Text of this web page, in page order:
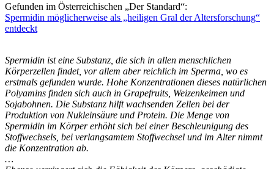
Gefunden im Österreichischen „Der Standard“:
Spermidin möglicherweise als „heiligen Gral der Altersforschung“
entdeckt
Spermidin ist eine Substanz, die sich in allen menschlichen
Körperzellen findet, vor allem aber reichlich im Sperma, wo es
erstmals gefunden wurde. Hohe Konzentrationen dieses natürlichen
Polyamins finden sich auch in Grapefruits, Weizenkeimen und
Sojabohnen. Die Substanz hilft wachsenden Zellen bei der
Produktion von Nukleinsäure und Protein. Die Menge von
Spermidin im Körper erhöht sich bei einer Beschleunigung des
Stoffwechsels, bei verlangsamtem Stoffwechsel und im Alter nimmt
die Konzentration ab.
…